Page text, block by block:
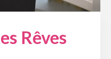
Rêves